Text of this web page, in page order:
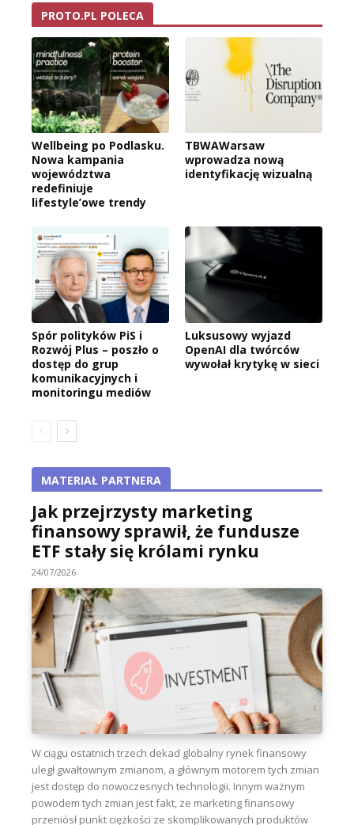
PROTO.PL POLECA
Wellbeing po Podlasku.
Nowa kampania
województwa
redefiniuje
lifestyle’owe trendy
TBWAWarsaw
wprowadza nową
identyfikację wizualną
Spór polityków PiS i
Rozwój Plus – poszło o
dostęp do grup
komunikacyjnych i
monitoringu mediów
Luksusowy wyjazd
OpenAI dla twórców
wywołał krytykę w sieci
MATERIAŁ PARTNERA
Jak przejrzysty marketing
finansowy sprawił, że fundusze
ETF stały się królami rynku
24/07/2026
W ciągu ostatnich trzech dekad globalny rynek finansowy
uległ gwałtownym zmianom, a głównym motorem tych zmian
jest dostęp do nowoczesnych technologii. Innym ważnym
powodem tych zmian jest fakt, że marketing finansowy
przeniósł punkt ciężkości ze skomplikowanych produktów